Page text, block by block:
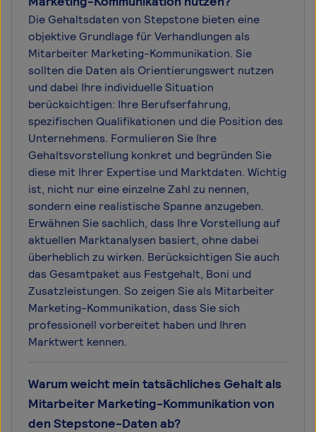
Die Gehaltsdaten von Stepstone bieten eine
objektive Grundlage für Verhandlungen als
Mitarbeiter Marketing-Kommunikation. Sie
sollten die Daten als Orientierungswert nutzen
und dabei Ihre individuelle Situation
berücksichtigen: Ihre Berufserfahrung,
spezifischen Qualifikationen und die Position des
Unternehmens. Formulieren Sie Ihre
Gehaltsvorstellung konkret und begründen Sie
diese mit Ihrer Expertise und Marktdaten. Wichtig
ist, nicht nur eine einzelne Zahl zu nennen,
sondern eine realistische Spanne anzugeben.
Erwähnen Sie sachlich, dass Ihre Vorstellung auf
aktuellen Marktanalysen basiert, ohne dabei
überheblich zu wirken. Berücksichtigen Sie auch
das Gesamtpaket aus Festgehalt, Boni und
Zusatzleistungen. So zeigen Sie als Mitarbeiter
Marketing-Kommunikation, dass Sie sich
professionell vorbereitet haben und Ihren
Marktwert kennen.
Warum weicht mein tatsächliches Gehalt als
Mitarbeiter Marketing-Kommunikation von
den Stepstone-Daten ab?